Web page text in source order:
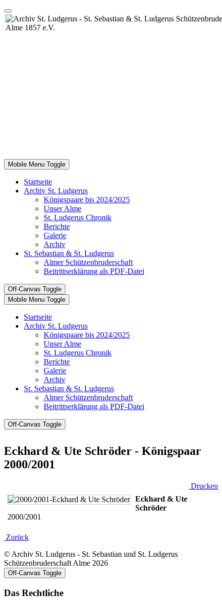
Mobile Menu Toggle
Startseite
Archiv St. Ludgerus
Königspaare bis 2024/2025
Unser Alme
St. Ludgerus Chronik
Berichte
Galerie
Archiv
St. Sebastian & St. Ludgerus
Almer Schützenbruderschaft
Beitrittserklärung als PDF-Datei
Off-Canvas Toggle
Mobile Menu Toggle
Startseite
Archiv St. Ludgerus
Königspaare bis 2024/2025
Unser Alme
St. Ludgerus Chronik
Berichte
Galerie
Archiv
St. Sebastian & St. Ludgerus
Almer Schützenbruderschaft
Beitrittserklärung als PDF-Datei
Off-Canvas Toggle
Eckhard & Ute Schröder - Königspaar
2000/2001
Drucken
Eckhard & Ute
Schröder
2000/2001
Zurück
© Archiv St. Ludgerus - St. Sebastian und St. Ludgerus
Schützenbruderschaft Alme 2026
Off-Canvas Toggle
Das Rechtliche